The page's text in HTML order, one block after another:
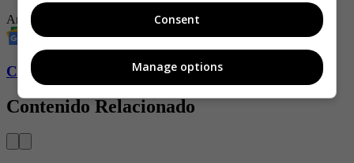
Ana del Castillo
Conozca más de Soho aquí
Contenido Relacionado
Consent
Manage options